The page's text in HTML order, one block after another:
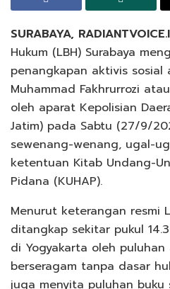
SURABAYA,
Hukum (LBH) Surabaya
penangkapan aktivis sosial
Muhammad Fakhrurrozi
oleh aparat Kepolisian
Jatim) pada Sabtu (27/9/
sewenang-wenang, ugal-
ketentuan Kitab Undang-
Pidana (KUHAP).
Menurut keterangan resmi
ditangkap sekitar pukul
di Yogyakarta oleh
berseragam tanpa dasar
juga menyita puluhan